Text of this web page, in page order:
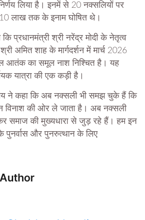
लिया है। इनमें से 20 नक्सलियों पर
लाख तक के इनाम घोषित थे।
प्रधानमंत्री श्री नरेंद्र मोदी के नेतृत्व
अमित शाह के मार्गदर्शन में मार्च 2026
आतंक का समूल नाश निश्चित है। यह
यात्रा की एक कड़ी है।
ने कहा कि अब नक्सली भी समझ चुके हैं कि
विनाश की ओर ले जाता है। अब नक्सली
समाज की मुख्यधारा से जुड़ रहे हैं। हम इन
पुनर्वास और पुनरुत्थान के लिए